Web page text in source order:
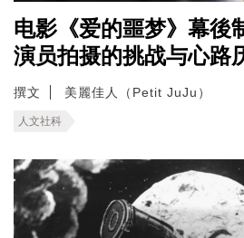
电影《爱的噩梦》幕後
演员拍摄的挑战与心路
撰文 美麗佳人（Petit JuJu）
人文社科